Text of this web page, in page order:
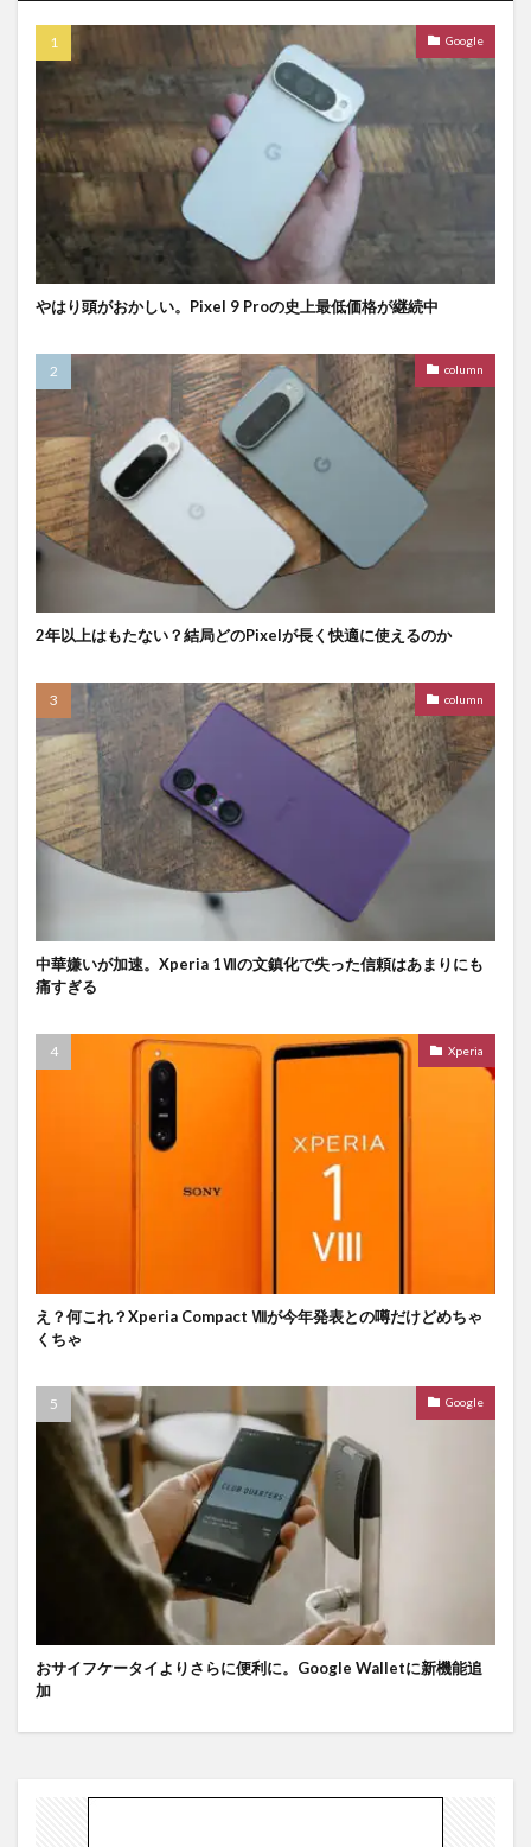
Google
やはり頭がおかしい。Pixel 9 Proの史上最低価格が継続中
column
2年以上はもたない？結局どのPixelが長く快適に使えるのか
column
中華嫌いが加速。Xperia 1Ⅶの文鎮化で失った信頼はあまりにも
痛すぎる
Xperia
え？何これ？Xperia Compact Ⅷが今年発表との噂だけどめちゃ
くちゃ
Google
おサイフケータイよりさらに便利に。Google Walletに新機能追
加